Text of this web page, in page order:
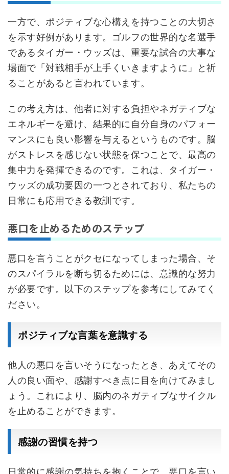
一方で、ポジティブな心構えを持つことの大切さ
を示す好例があります。ゴルフの世界的な名選手
であるタイガー・ウッズは、重要な試合の大事な
場面で「対戦相手が上手くいきますように」と祈
ることがあると言われています。
この考え方は、他者に対する負担やネガティブな
エネルギーを避け、結果的に自分自身のパフォー
マンスにも良い影響を与えるというものです。脳
がストレスを感じない状態を保つことで、最高の
集中力を発揮できるのです。これは、タイガー・
ウッズの成功要因の一つとされており、私たちの
日常にも応用できる教訓です。
悪口を止めるためのステップ
悪口を言うことがクセになってしまった場合、そ
のスパイラルを断ち切るためには、意識的な努力
が必要です。以下のステップを参考にしてみてく
ださい。
ポジティブな言葉を意識する
他人の悪口を言いそうになったとき、あえてその
人の良い面や、感謝すべき点に目を向けてみまし
ょう。これにより、脳内のネガティブなサイクル
を止めることができます。
感謝の習慣を持つ